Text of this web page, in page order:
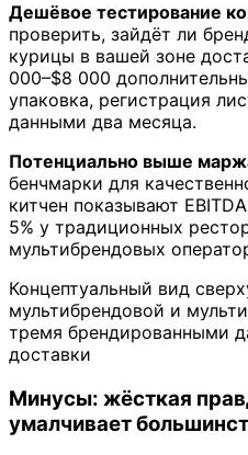
Дешёвое тестирование
проверить, зайдёт ли
курицы в вашей зоне
000–$8 000
упаковка, регистрация
данными два месяца.
Потенциально выше
бенчмарки для
китчен показывают
5% у традиционных
мультибрендовых
Концептуальный вид
мультибрендовой и
тремя брендированными
доставки
Минусы: жёсткая
умалчивает